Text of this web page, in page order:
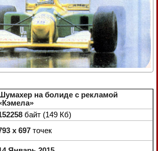
на болиде с рекламой
байт (149 Кб)
x 697 точек